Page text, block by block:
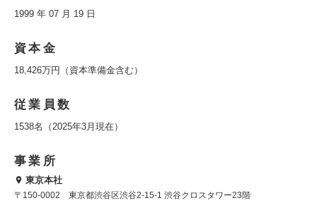
1999 年 07 月 19 日
資本金
18,426万円（資本準備金含む）
従業員数
1538名（2025年3月現在）
事業所
東京本社
〒150-0002 東京都渋谷区渋谷2-15-1 渋谷クロスタワー23階